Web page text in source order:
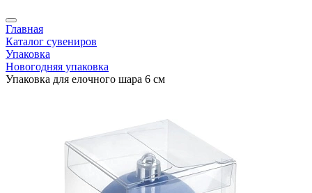
Главная
Каталог сувениров
Упаковка
Новогодняя упаковка
Упаковка для елочного шара 6 см